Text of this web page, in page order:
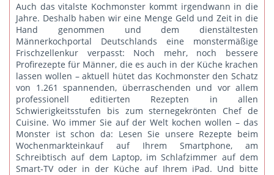
Auch das vitalste Kochmonster kommt irgendwann in die
Jahre. Deshalb haben wir eine Menge Geld und Zeit in die
Hand genommen und dem dienstältesten
Männerkochportal Deutschlands eine monstermäßige
Frischzellenkur verpasst: Noch mehr, noch bessere
Profirezepte für Männer, die es auch in der Küche krachen
lassen wollen – aktuell hütet das Kochmonster den Schatz
von 1.261 spannenden, überraschenden und vor allem
professionell editierten Rezepten in allen
Schwierigkeitsstufen bis zum sternegekrönten Chef de
Cuisine. Wo immer Sie auf der Welt kochen wollen – das
Monster ist schon da: Lesen Sie unsere Rezepte beim
Wochenmarkteinkauf auf Ihrem Smartphone, am
Schreibtisch auf dem Laptop, im Schlafzimmer auf dem
Smart-TV oder in der Küche auf Ihrem iPad. Und bitte